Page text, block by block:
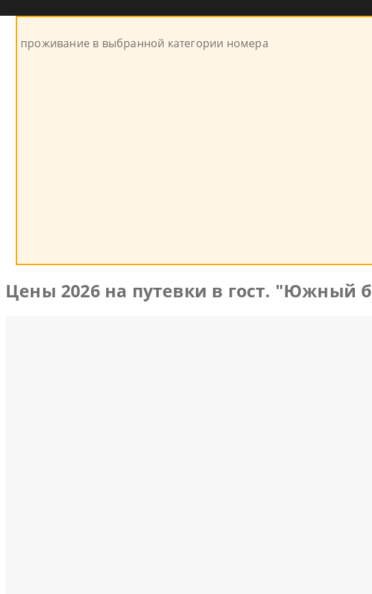
проживание в выбранной категории номера
Цены 2026 на путевки в гост. "Южный